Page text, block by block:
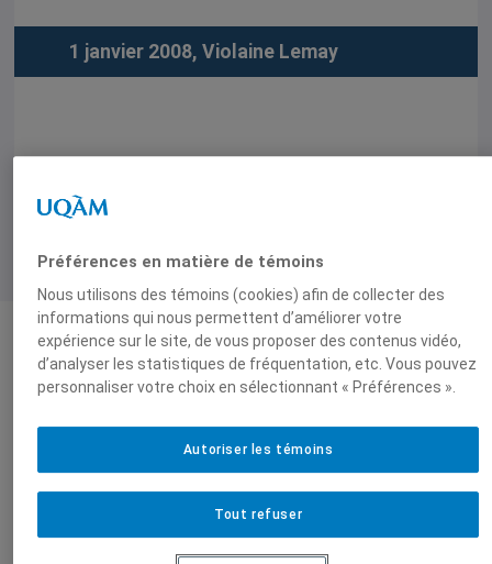
1 janvier 2008, Violaine Lemay
Auteurs-trices
Violaine
Lemay,
Professeure agrégée,
Préférences en matière de témoins
Nous utilisons des témoins (cookies) afin de collecter des
informations qui nous permettent d’améliorer votre
expérience sur le site, de vous proposer des contenus vidéo,
d’analyser les statistiques de fréquentation, etc. Vous pouvez
personnaliser votre choix en sélectionnant « Préférences ».
Tout refuser
Autoriser les témoins